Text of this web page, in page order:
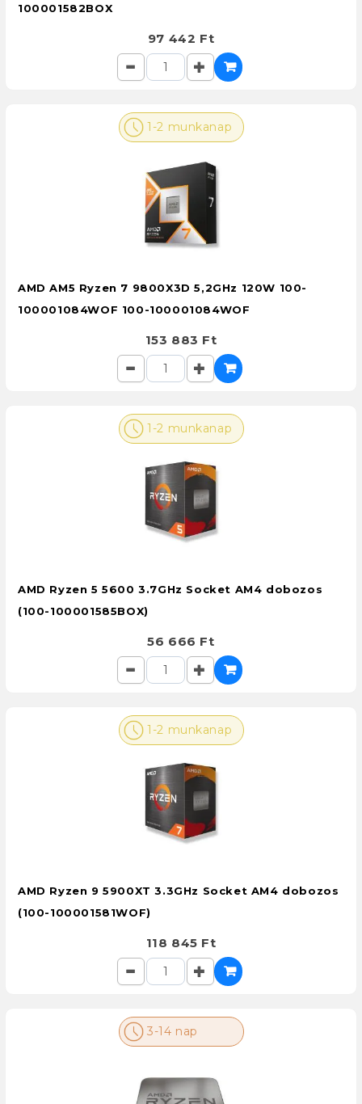
100001582BOX
97 442 Ft
1-2 munkanap
AMD AM5 Ryzen 7 9800X3D 5,2GHz 120W 100-
100001084WOF 100-100001084WOF
153 883 Ft
1-2 munkanap
AMD Ryzen 5 5600 3.7GHz Socket AM4 dobozos
(100-100001585BOX)
56 666 Ft
1-2 munkanap
AMD Ryzen 9 5900XT 3.3GHz Socket AM4 dobozos
(100-100001581WOF)
118 845 Ft
3-14 nap